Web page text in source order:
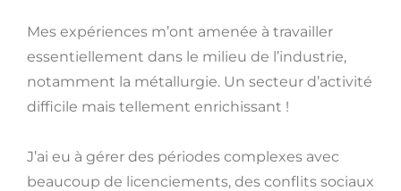
Mes expériences m’ont amenée à travailler
essentiellement dans le milieu de l’industrie,
notamment la métallurgie. Un secteur d’activité
difficile mais tellement enrichissant !
J’ai eu à gérer des périodes complexes avec
beaucoup de licenciements, des conflits sociaux